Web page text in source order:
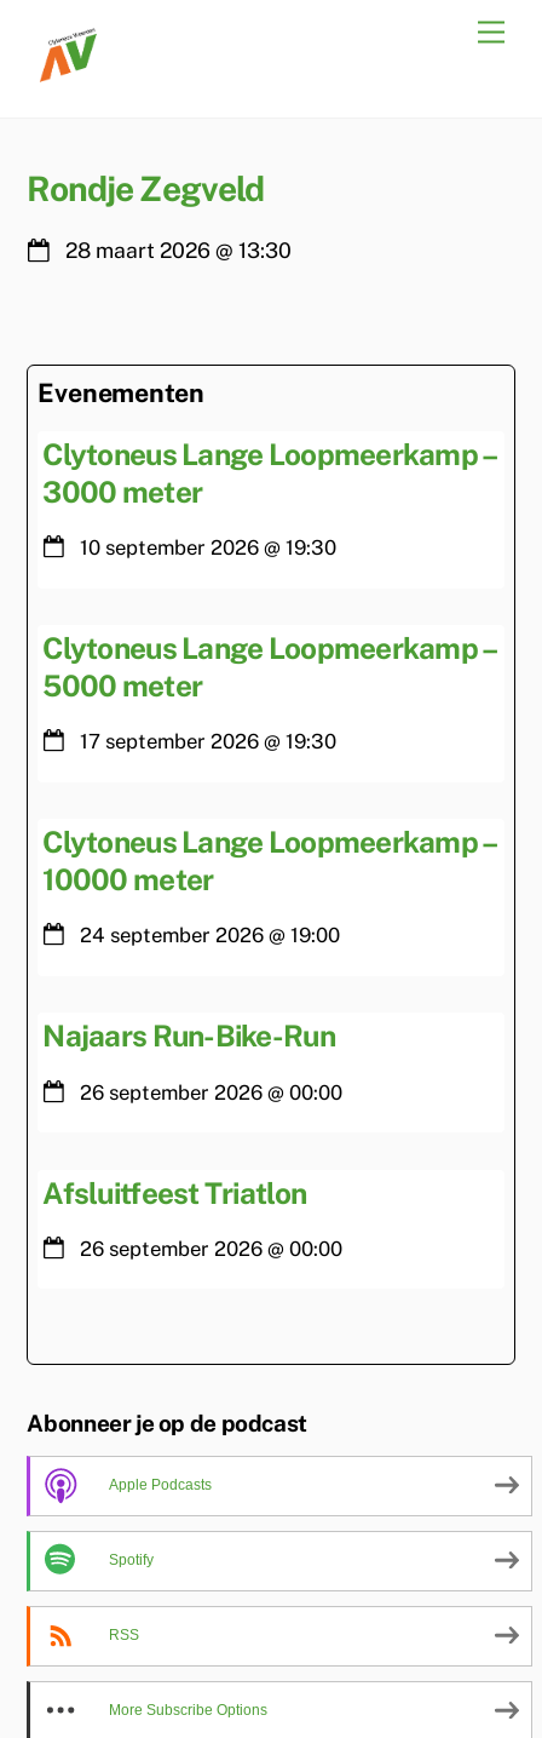
content
Rondje Zegveld
28 maart 2026 @13:30
Evenementen
Clytoneus Lange Loopmeerkamp –
3000 meter
10 september 2026 @ 19:30
Clytoneus Lange Loopmeerkamp –
5000 meter
17 september 2026 @ 19:30
Clytoneus Lange Loopmeerkamp –
10000 meter
24 september 2026 @ 19:00
Najaars Run-Bike-Run
26 september 2026 @ 00:00
Afsluitfeest Triatlon
26 september 2026 @ 00:00
Abonneer je op de podcast
Apple Podcasts
Spotify
RSS
More Subscribe Options